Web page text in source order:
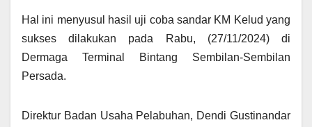
Hal ini menyusul hasil uji coba sandar KM Kelud yang
sukses dilakukan pada Rabu, (27/11/2024) di
Dermaga Terminal Bintang Sembilan-Sembilan
Persada.
Direktur Badan Usaha Pelabuhan, Dendi Gustinandar